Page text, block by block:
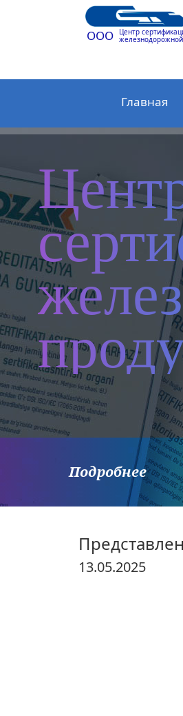
ООО Центр
Главная
Подробнее
13.05.2025